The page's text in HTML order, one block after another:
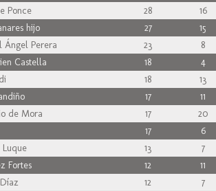
Ponce 28
16
hijo 27
15
Ángel Perera 23
8
Castella 18
4
18
13
17
11
de Mora 17
20
17
6
Luque 13
7
Fortes 12
11
12
7